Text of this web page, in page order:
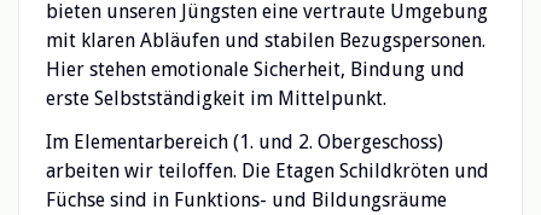
bieten unseren Jüngsten eine vertraute Umgebung
mit klaren Abläufen und stabilen Bezugspersonen.
Hier stehen emotionale Sicherheit, Bindung und
erste Selbstständigkeit im Mittelpunkt.
Im Elementarbereich (1. und 2. Obergeschoss)
arbeiten wir teiloffen. Die Etagen Schildkröten und
Füchse sind in Funktions- und Bildungsräume